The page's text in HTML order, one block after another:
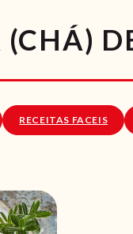
RECEITAS FACEIS